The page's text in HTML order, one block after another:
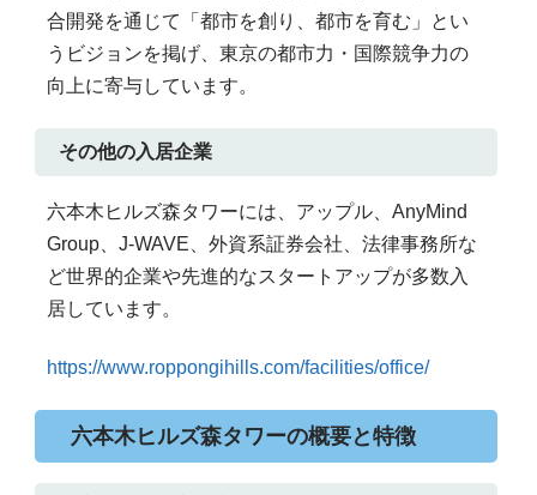
合開発を通じて「都市を創り、都市を育む」とい
うビジョンを掲げ、東京の都市力・国際競争力の
向上に寄与しています。
その他の入居企業
六本木ヒルズ森タワーには、アップル、AnyMind
Group、J-WAVE、外資系証券会社、法律事務所な
ど世界的企業や先進的なスタートアップが多数入
居しています。
https://www.roppongihills.com/facilities/office/
六本木ヒルズ森タワーの概要と特徴